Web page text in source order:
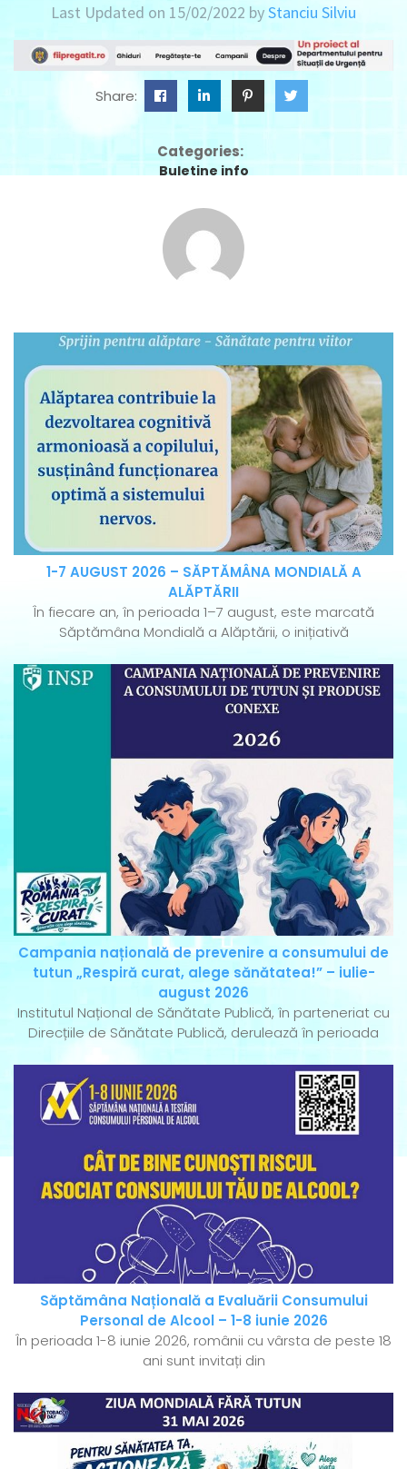
Last Updated on 15/02/2022 byStanciu Silviu
Share:
Categories:
Buletine info
1-7 AUGUST 2026 – SĂPTĂMÂNA MONDIALĂ A
ALĂPTĂRII
În fiecare an, în perioada 1–7 august, este marcată
Săptămâna Mondială a Alăptării, o inițiativă
Campania națională de prevenire a consumului de
tutun „Respiră curat, alege sănătatea!” – iulie-
august 2026
Institutul Național de Sănătate Publică, în parteneriat cu
Direcțiile de Sănătate Publică, derulează în perioada
Săptămâna Națională a Evaluării Consumului
Personal de Alcool – 1-8 iunie 2026
În perioada 1-8 iunie 2026, românii cu vârsta de peste 18
ani sunt invitați din